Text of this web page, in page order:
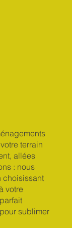
terrain
allées
: nous
choisissant
votre
sublimer